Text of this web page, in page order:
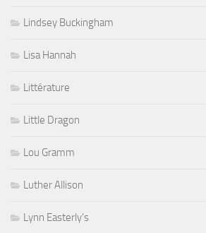
Lindsey Buckingham
Lisa Hannah
Littérature
Little Dragon
Lou Gramm
Luther Allison
Lynn Easterly's